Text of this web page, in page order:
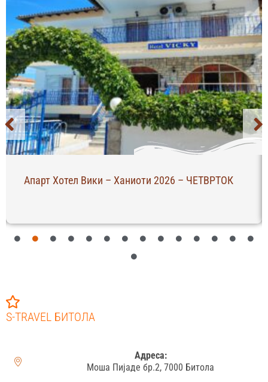
Апарт Хотел Вики – Ханиоти 2026 – ЧЕТВРТОК
S-TRAVEL БИТОЛА
Адреса:
Моша Пијаде бр.2, 7000 Битола